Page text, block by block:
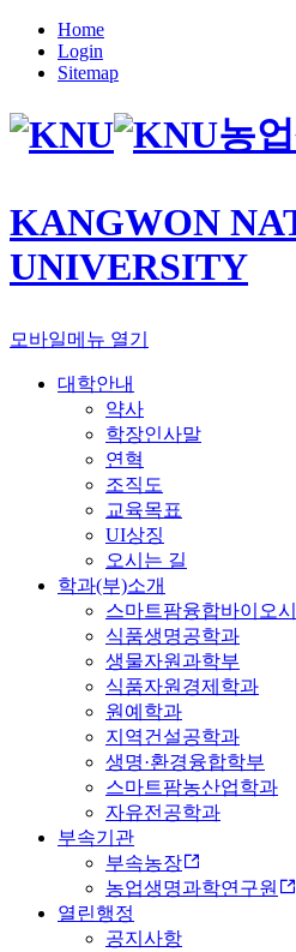
Home
Login
Sitemap
농
KANGWON
UNIVERSITY
모바일메뉴 열기
대학안내
약사
학장인사말
연혁
조직도
교육목표
UI상징
오시는 길
학과(부)소개
스마트팜융합바이오
식품생명공학과
생물자원과학부
식품자원경제학과
원예학과
지역건설공학과
생명·환경융합학부
스마트팜농산업학과
자유전공학과
부속기관
부속농장
농업생명과학연구원
열린행정
공지사항